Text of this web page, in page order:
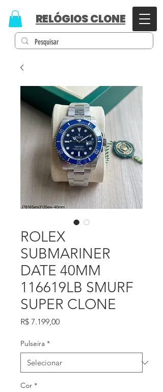
RELÓGIOS CLONE
ROLEX
SUBMARINER
DATE 40MM
116619LB SMURF
SUPER CLONE
R$ 7.199,00Preço
Pulseira *
Cor *